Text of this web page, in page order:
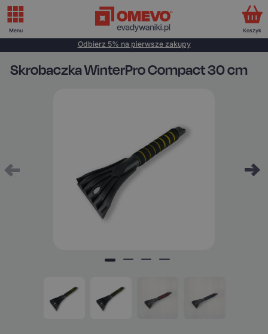
Odbierz 5% na pierwsze zakupy
Skrobaczka WinterPro Compact 30 cm
Menu Koszyk